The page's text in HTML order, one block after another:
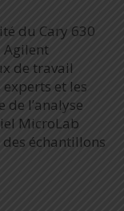
du Cary 630
Agilent
de travail
et les
de l’analyse
MicroLab
échantillons